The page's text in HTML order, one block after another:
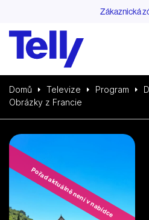
Zákaznická
Domů Televize Program
Obrázky z Francie
Pořad aktuálně není v nabídce